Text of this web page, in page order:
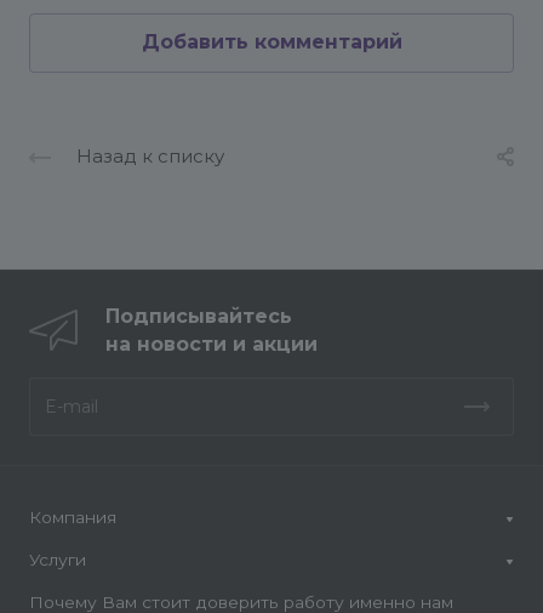
Добавить комментарий
Назад к списку
Подписывайтесь
на новости и акции
Компания
Услуги
Почему Вам стоит доверить работу именно нам